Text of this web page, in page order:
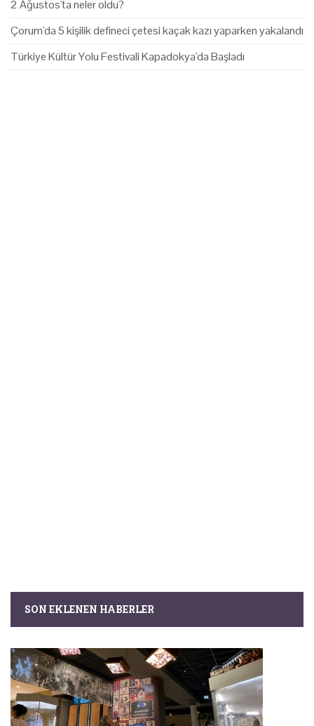
2 Ağustos'ta neler oldu?
Çorum'da 5 kişilik defineci çetesi kaçak kazı yaparken yakalandı
Türkiye Kültür Yolu Festivali Kapadokya'da Başladı
SON EKLENEN HABERLER